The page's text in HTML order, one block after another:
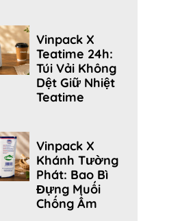
Vinpack X
Teatime 24h:
Túi Vải Không
Dệt Giữ Nhiệt
Teatime
Vinpack X
Khánh Tường
Phát: Bao Bì
Đựng Muối
Chống Ẩm